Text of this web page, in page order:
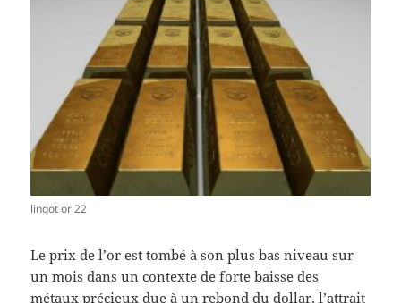
lingot or 22
Le prix de l’or est tombé à son plus bas niveau sur
un mois dans un contexte de forte baisse des
métaux précieux due à un rebond du dollar, l’attrait